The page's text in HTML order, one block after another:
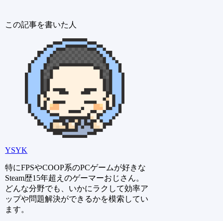
この記事を書いた人
YSYK
特にFPSやCOOP系のPCゲームが好きな
Steam歴15年超えのゲーマーおじさん。
どんな分野でも、いかにラクして効率ア
ップや問題解決ができるかを模索してい
ます。